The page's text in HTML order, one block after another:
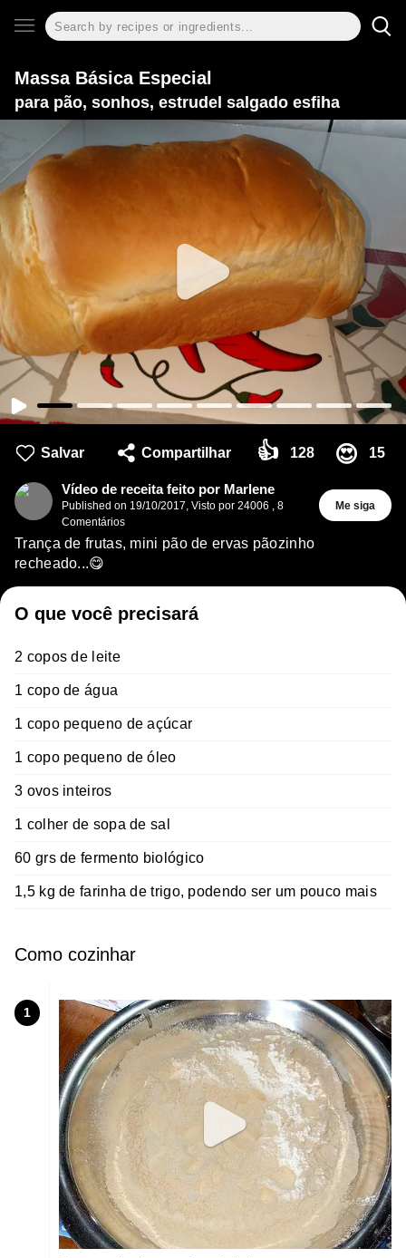
Massa Básica Especial
para pão, sonhos, estrudel salgado esfiha
Salvar Compartilhar 👍 128 😍 15
Vídeo de receita feito por Marlene
Published on 19/10/2017, Visto por 24006 , 8
Comentários
Me siga
Trança de frutas, mini pão de ervas pãozinho
recheado...😋
O que você precisará
2 copos de leite
1 copo de água
1 copo pequeno de açúcar
1 copo pequeno de óleo
3 ovos inteiros
1 colher de sopa de sal
60 grs de fermento biológico
1,5 kg de farinha de trigo, podendo ser um pouco mais
Como cozinhar
1